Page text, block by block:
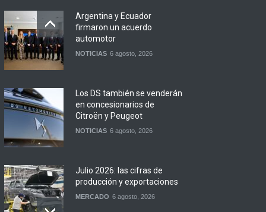
Argentina y Ecuador
firmaron un acuerdo
automotor
NOTICIAS 6 agosto, 2026
Los DS también se venderán
en concesionarios de
Citroën y Peugeot
NOTICIAS 6 agosto, 2026
Julio 2026: las cifras de
producción y exportaciones
MERCADO 6 agosto, 2026